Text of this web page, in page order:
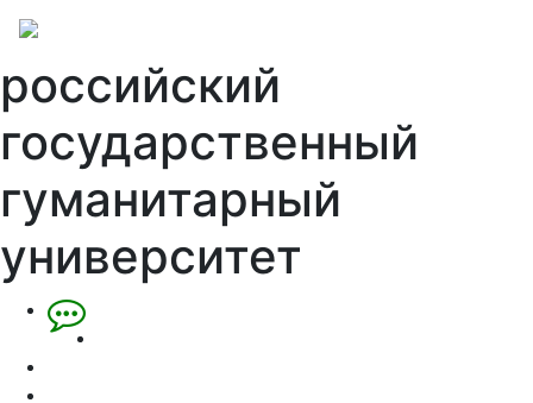
российский
государственный
гуманитарный
университет